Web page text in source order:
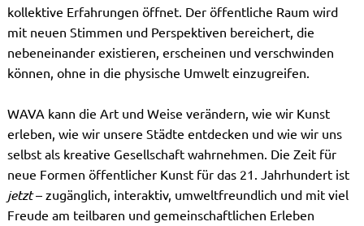
kollektive Erfahrungen öffnet. Der öffentliche Raum wird
mit neuen Stimmen und Perspektiven bereichert, die
nebeneinander existieren, erscheinen und verschwinden
können, ohne in die physische Umwelt einzugreifen.
WAVA kann die Art und Weise verändern, wie wir Kunst
erleben, wie wir unsere Städte entdecken und wie wir uns
selbst als kreative Gesellschaft wahrnehmen. Die Zeit für
neue Formen öffentlicher Kunst für das 21. Jahrhundert ist
jetzt– zugänglich, interaktiv, umweltfreundlich und mit viel
Freude am teilbaren und gemeinschaftlichen Erleben